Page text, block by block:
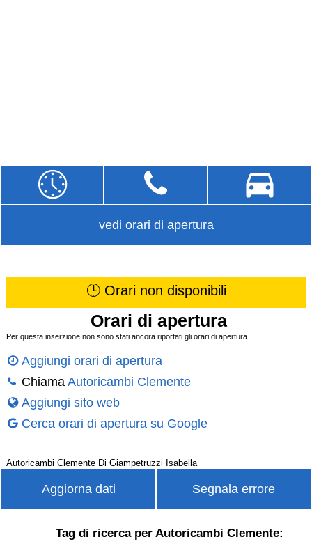
vedi orari di apertura
🕒 Orari non disponibili
Orari di apertura
Per questa inserzione non sono stati ancora riportati gli orari di apertura.
Aggiungi orari di apertura
Chiama Autoricambi Clemente
Aggiungi sito web
Cerca orari di apertura su Google
Autoricambi Clemente Di Giampetruzzi Isabella
Aggiorna dati Segnala errore
Tag di ricerca per Autoricambi Clemente: